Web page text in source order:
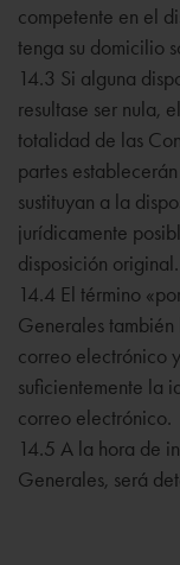
competente en el
tenga su domicilio
14.3 Si alguna
resultase ser nula,
totalidad de las
partes
sustituyan a la
jurídicamente
disposición original.
14.4 El término
Generales
correo electrónico
suficientemente la
correo electrónico.
14.5 A la hora de
Generales, será